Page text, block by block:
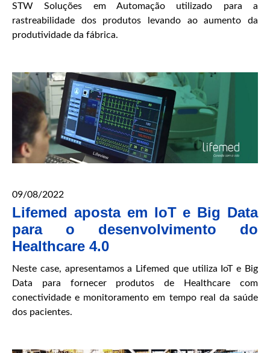
STW Soluções em Automação utilizado para a
rastreabilidade dos produtos levando ao aumento da
produtividade da fábrica.
09/08/2022
Lifemed aposta em IoT e Big Data
para o desenvolvimento do
Healthcare 4.0
Neste case, apresentamos a Lifemed que utiliza IoT e Big
Data para fornecer produtos de Healthcare com
conectividade e monitoramento em tempo real da saúde
dos pacientes.